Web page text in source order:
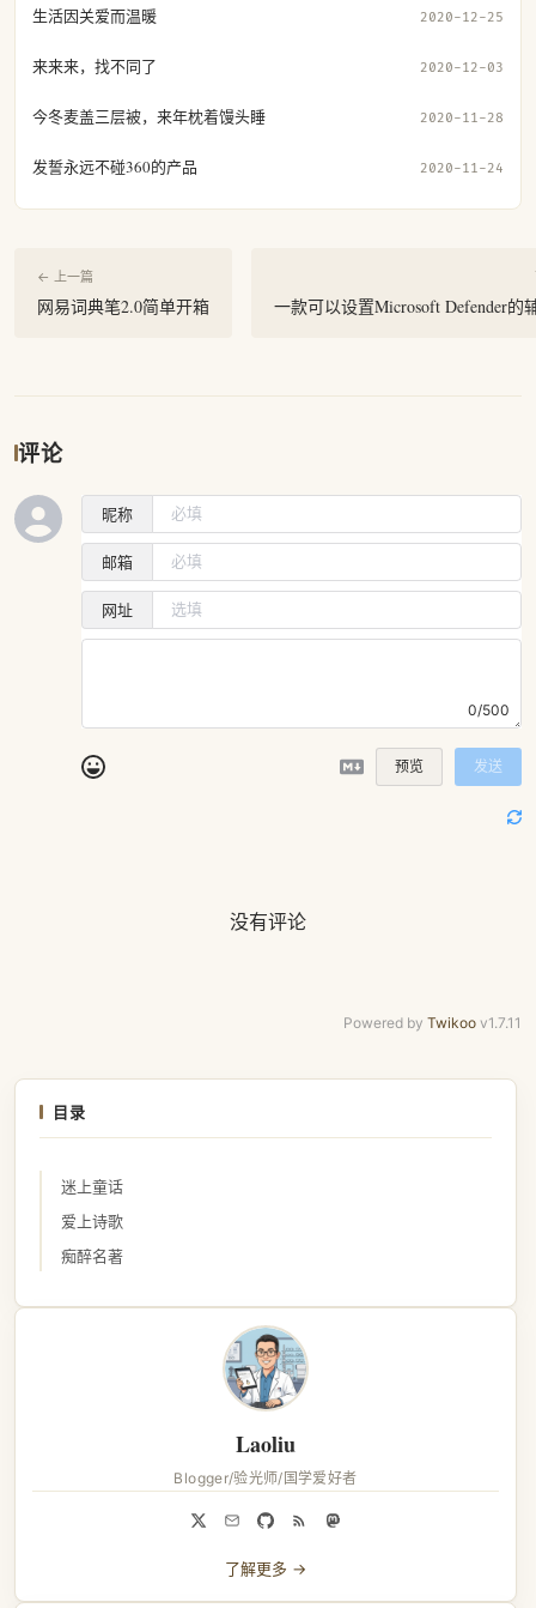
生活因关爱而温暖 2020-12-25
来来来，找不同了 2020-12-03
今冬麦盖三层被，来年枕着馒头睡 2020-11-28
发誓永远不碰360的产品 2020-11-24
← 上一篇
网易词典笔2.0简单开箱 一款可以设置Microsoft Defender的
评论
昵称
邮箱
网址
0/500
预览 发送
没有评论
Powered by Twikoo v1.7.11
Laoliu
Blogger/验光师/国学爱好者
了解更多 →
目录
迷上童话
爱上诗歌
痴醉名著